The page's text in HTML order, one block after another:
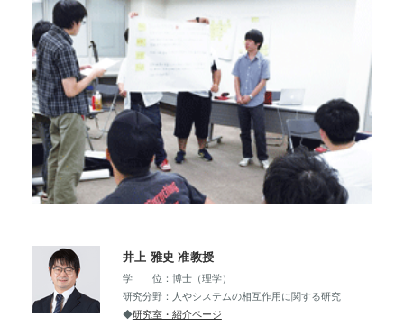
井上 雅史 准教授
学 位：博士（理学）
研究分野：人やシステムの相互作用に関する研究
◆研究室・紹介ページ